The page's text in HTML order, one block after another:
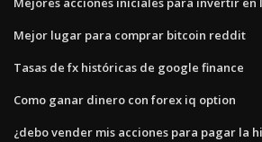
Mejor lugar para comprar bitcoin reddit
Tasas de fx históricas de google finance
Como ganar dinero con forex iq option
¿debo vender mis acciones para pagar la